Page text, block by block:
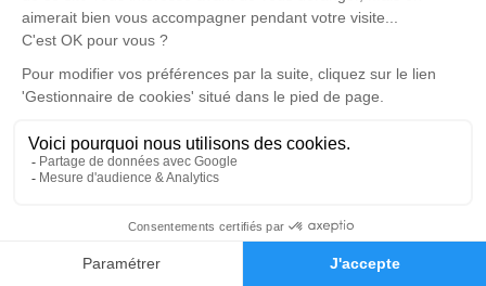
Faire-part Hommages
Un service de plantation d’arbre hommage est
disponible ici.
Je rends hommage
Cérémonie religieuse
Église de Sorède
66690 Sorède